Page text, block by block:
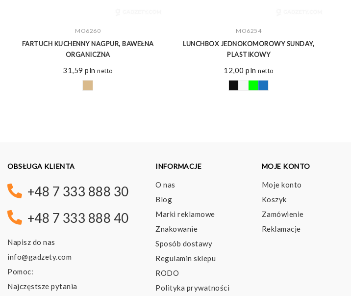
ZOBACZ WIĘCEJ
MO6260
FARTUCH KUCHENNY NAGPUR, BAWEŁNA
ORGANICZNA
31,59pln netto
ZOBACZ WIĘCEJ
MO6254
LUNCHBOX JEDNOKOMOROWY SUNDAY,
PLASTIKOWY
12,00pln netto
OBSŁUGA KLIENTA
+48 7 333 888 30
+48 7 333 888 40
Napisz do nas
info@gadzety.com
Pomoc:
Najczęstsze pytania
INFORMACJE
O nas
Blog
Marki reklamowe
Znakowanie
Sposób dostawy
Regulamin sklepu
RODO
Polityka prywatności
MOJE KONTO
Moje konto
Koszyk
Zamówienie
Reklamacje